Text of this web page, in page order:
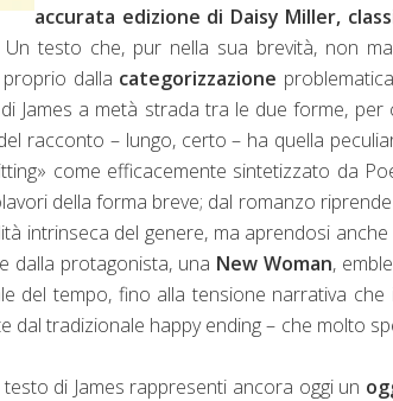
accurata edizione di Daisy Miller,
testo che, pur nella sua brevità, non
dalla categorizzazione
James a metà strada tra le due forme,
del racconto – lungo, certo – ha quella
come efficacemente sintetizzato da
della forma breve; dal romanzo
intrinseca del genere, ma aprendosi
dalla protagonista, una New Woman,
del tempo, fino alla tensione narrativa
dal tradizionale happy ending – che molto
testo di James rappresenti ancora oggi un